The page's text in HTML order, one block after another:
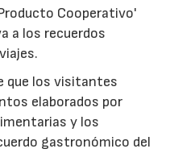
Cooperativo'
a los recuerdos
que los visitantes
elaborados por
y los
gastronómico del